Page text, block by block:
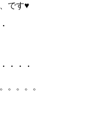
です♥
・・・
。。。。